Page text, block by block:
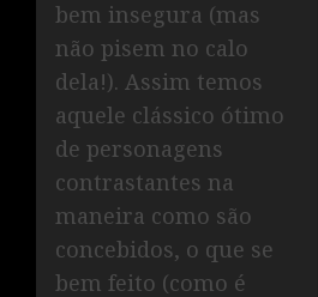
bem insegura (mas
não pisem no calo
dela!). Assim temos
aquele clássico ótimo
de personagens
contrastantes na
maneira como são
concebidos, o que se
bem feito (como é